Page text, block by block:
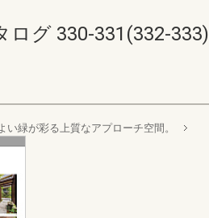
ログ 330-331(332-333)
緑が彩る上質なアプローチ空間。